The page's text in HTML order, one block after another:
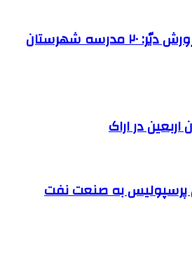
مدیر آموزش و پرورش دیّر: ۲۰ مدرسه شهرستان
در اراک
پرسپولیس به صنعت نفت